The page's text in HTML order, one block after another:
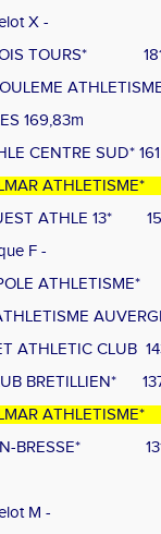
X -
TOURS*
169,83m
CENTRE SUD*
ATHLETISME*
ATHLE 13*
F -
ATHLETISME*
ATHLETIC CLUB
BRETILLIEN*
ATHLETISME*
BRESSE*
M -